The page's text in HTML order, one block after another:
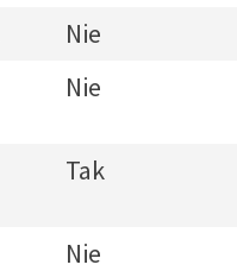
Nie
Nie
Tak
Nie